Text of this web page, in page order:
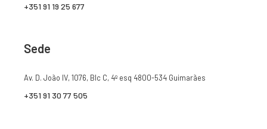
+351 91 19 25 677
Sede
Av. D. João IV, 1076, Blc C, 4º esq 4800-534 Guimarães
+351 91 30 77 505